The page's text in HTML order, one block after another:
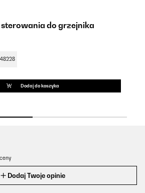
do grzejnika
Dodaj do koszyka
Dodaj Twoje opinie